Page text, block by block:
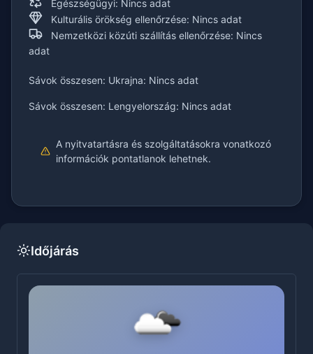
Egészségügyi: Nincs adat
Kulturális örökség ellenőrzése: Nincs adat
Nemzetközi közúti szállítás ellenőrzése: Nincs
adat
Sávok összesen: Ukrajna: Nincs adat
Sávok összesen: Lengyelország: Nincs adat
A nyitvatartásra és szolgáltatásokra vonatkozó
információk pontatlanok lehetnek.
Időjárás